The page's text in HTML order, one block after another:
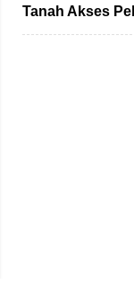
Tanah Akses
Diserahkan ke